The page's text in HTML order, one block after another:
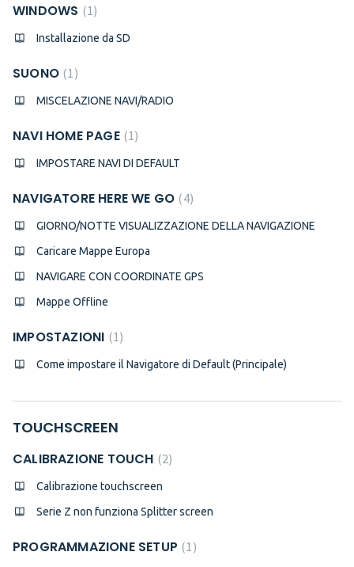
WINDOWS 1
Installazione da SD
SUONO 1
MISCELAZIONE NAVI/RADIO
NAVI HOME PAGE 1
IMPOSTARE NAVI DI DEFAULT
NAVIGATORE HERE WE GO 4
GIORNO/NOTTE VISUALIZZAZIONE DELLA NAVIGAZIONE
Caricare Mappe Europa
NAVIGARE CON COORDINATE GPS
Mappe Offline
IMPOSTAZIONI 1
Come impostare il Navigatore di Default (Principale)
TOUCHSCREEN
CALIBRAZIONE TOUCH 2
Calibrazione touchscreen
Serie Z non funziona Splitter screen
PROGRAMMAZIONE SETUP 1